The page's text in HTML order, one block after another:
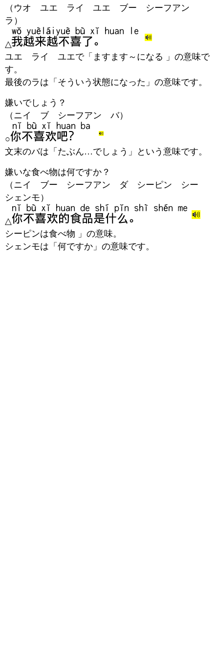
（ウオ ユエ ライ ユエ ブー シーフアン
ラ）
△
ユエ ライ ユエで「ますます～になる 」の意味で
す。
最後のラは「そういう状態になった」の意味です。
嫌いでしょう？
（ニイ ブ シーフアン バ）
○
文末のバは「たぶん…でしょう」という意味です。
嫌いな食べ物は何ですか？
（ニイ ブー シーフアン ダ シーピン シー
シェンモ）
△
シーピンは食べ物 」の意味。
シェンモは「何ですか」の意味です。